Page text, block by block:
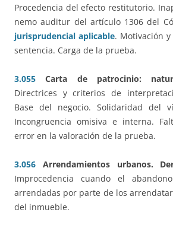
Procedencia del efecto restitutorio.
nemo auditur del artículo 1306 del
jurisprudencial aplicable. Motivación
sentencia. Carga de la prueba.
3.055 Carta de patrocinio:
Directrices y criterios de
Base del negocio. Solidaridad del
Incongruencia omisiva e interna.
error en la valoración de la prueba.
3.056 Arrendamientos urbanos.
Improcedencia cuando el
arrendadas por parte de los
del inmueble.